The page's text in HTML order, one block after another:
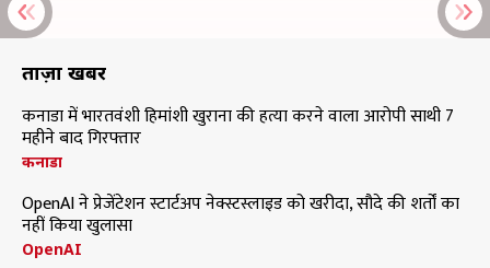
ताज़ा खबरें
कनाडा में भारतवंशी हिमांशी खुराना की हत्या करने वाला आरोपी साथी 7
महीने बाद गिरफ्तार
कनाडा
OpenAI ने प्रेजेंटेशन स्टार्टअप नेक्स्टस्लाइड को खरीदा, सौदे की शर्तों का
नहीं किया खुलासा
OpenAI